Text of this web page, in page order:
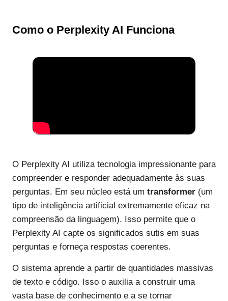
Como o Perplexity AI Funciona
O Perplexity AI utiliza tecnologia impressionante para
compreender e responder adequadamente às suas
perguntas. Em seu núcleo está um transformer (um
tipo de inteligência artificial extremamente eficaz na
compreensão da linguagem). Isso permite que o
Perplexity AI capte os significados sutis em suas
perguntas e forneça respostas coerentes.
O sistema aprende a partir de quantidades massivas
de texto e código. Isso o auxilia a construir uma
vasta base de conhecimento e a se tornar